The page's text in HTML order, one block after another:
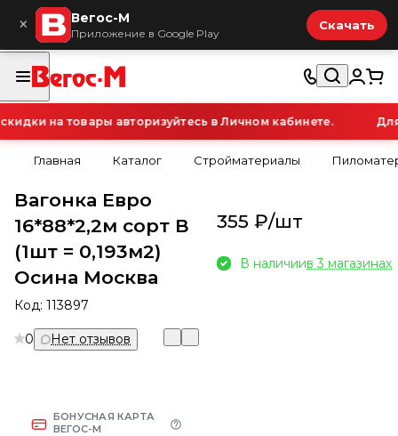
× Вегос-М
Приложение в Google Play
Скачать
на товары авторизуйтесь в Личном кабинете. Для
Главная Каталог Стройматериалы
Вагонка Евро
16*88*2,2м сорт В
(1шт = 0,193м2)
Осина Москва
Код: 113897
0 Нет отзывов
БОНУСНАЯ КАРТА
ВЕГОС-М
355 ₽/шт
В наличиив 3 магазинах